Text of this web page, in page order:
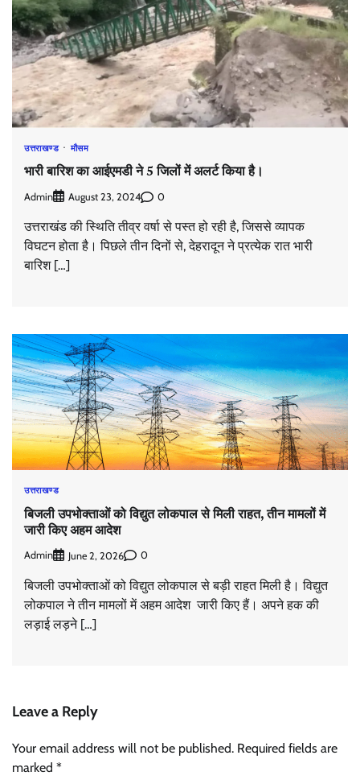
उत्तराखण्ड मौसम
भारी बारिश का आईएमडी ने 5 जिलों में अलर्ट किया है।
Admin August 23, 2024 0
उत्तराखंड की स्थिति तीव्र वर्षा से पस्त हो रही है, जिससे व्यापक
विघटन होता है। पिछले तीन दिनों से, देहरादून ने प्रत्येक रात भारी
बारिश […]
उत्तराखण्ड
बिजली उपभोक्ताओं को विद्युत लोकपाल से मिली राहत, तीन मामलों में
जारी किए अहम आदेश
Admin June 2, 2026 0
बिजली उपभोक्ताओं को विद्युत लोकपाल से बड़ी राहत मिली है। विद्युत
लोकपाल ने तीन मामलों में अहम आदेश जारी किए हैं। अपने हक की
लड़ाई लड़ने […]
Leave a Reply
Your email address will not be published. Required fields are
marked *